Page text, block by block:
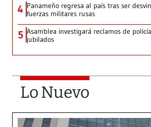
4 Panameño regresa al país tras ser
fuerzas militares rusas
5 Asamblea investigará reclamos de
jubilados
Lo Nuevo